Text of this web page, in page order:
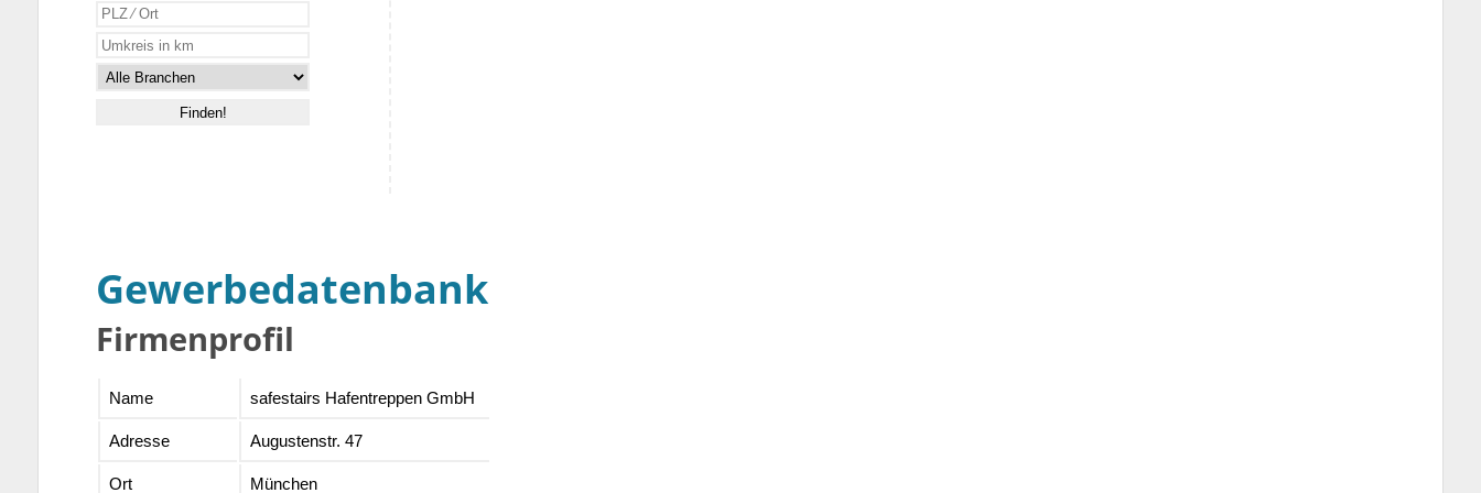
Gewerbedatenbank
Firmenprofil
Name safestairs Hafentreppen GmbH
Adresse Augustenstr. 47
Ort München